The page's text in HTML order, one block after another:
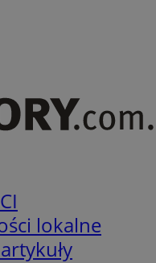
lokalne